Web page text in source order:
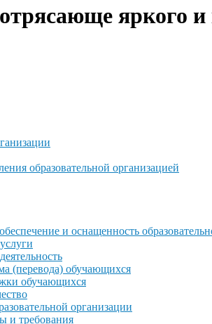
яркого
образовательной организацией
и оснащенность
(перевода) обучающихся
обучающихся
организации
и требования